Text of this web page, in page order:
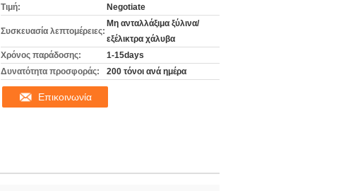
Τιμή: Negotiate
Συσκευασία λεπτομέρειες:
Μη ανταλλάξιμα ξύλινα/
εξέλικτρα χάλυβα
Χρόνος παράδοσης:
1-15days
Δυνατότητα προσφοράς:
200 τόνοι ανά ημέρα
Επικοινωνία